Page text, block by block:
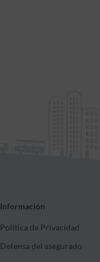
Información
Política de Privacidad
Defensa del asegurado